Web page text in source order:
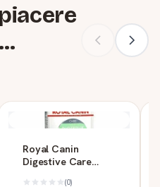
Royal Canin
Digestive Care
(0)